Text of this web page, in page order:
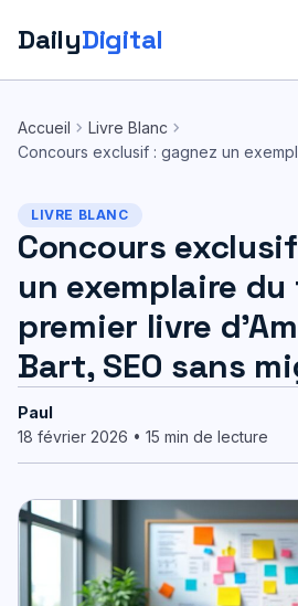
DailyDigital
contenu
Accueil chevron_right Livre Blanc chevron_right
Concours exclusif : gagnez un
LIVRE BLANC
Concours
un exemplaire
premier livre
Bart, SEO sans
Paul
18 février 2026 • 15 min de lecture